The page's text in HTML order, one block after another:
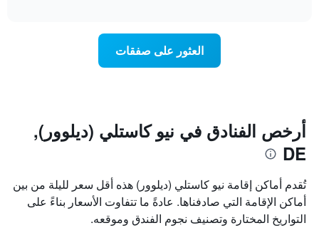
محور
X
الذي
يعرض
عدد
الأيام
قبل
العثور على صفقات
أرخص الفنادق في نيو كاستلي (ديلوور),
DE
تُقدم أماكن إقامة نيو كاستلي (ديلوور) هذه أقل سعر لليلة من بين
أماكن الإقامة التي صادفناها. عادةً ما تتفاوت الأسعار بناءً على
التواريخ المختارة وتصنيف نجوم الفندق وموقعه.